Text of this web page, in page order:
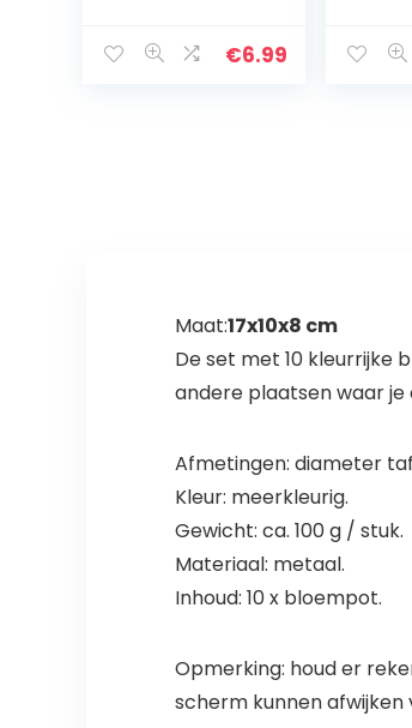
netto bekers€6.99
Maat:17x10x8 cm
De set met 10 kleurrijke
andere plaatsen waar
Afmetingen: diameter
Kleur: meerkleurig.
Gewicht: ca. 100 g / stuk.
Materiaal: metaal.
Inhoud: 10 x bloempot.
Opmerking: houd er
scherm kunnen